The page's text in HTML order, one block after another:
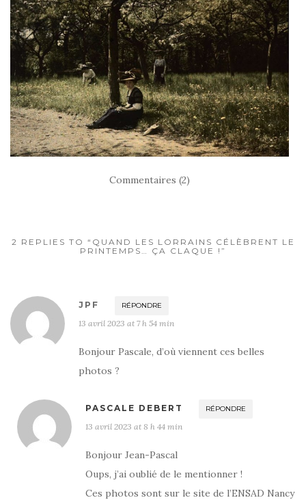
Commentaires (2)
2 REPLIES TO “QUAND LES LORRAINS CÉLÈBRENT LE
PRINTEMPS… ÇA CLAQUE !”
JPF RÉPONDRE
13 avril 2023 at 7 h 54 min
Bonjour Pascale, d’où viennent ces belles
photos ?
PASCALE DEBERT RÉPONDRE
13 avril 2023 at 8 h 44 min
Bonjour Jean-Pascal
Oups, j’ai oublié de le mentionner !
Ces photos sont sur le site de l’ENSAD Nancy